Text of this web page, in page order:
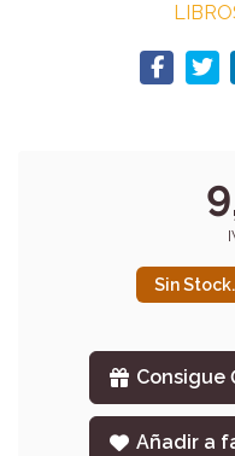
Sin
Consigue
Añadir a